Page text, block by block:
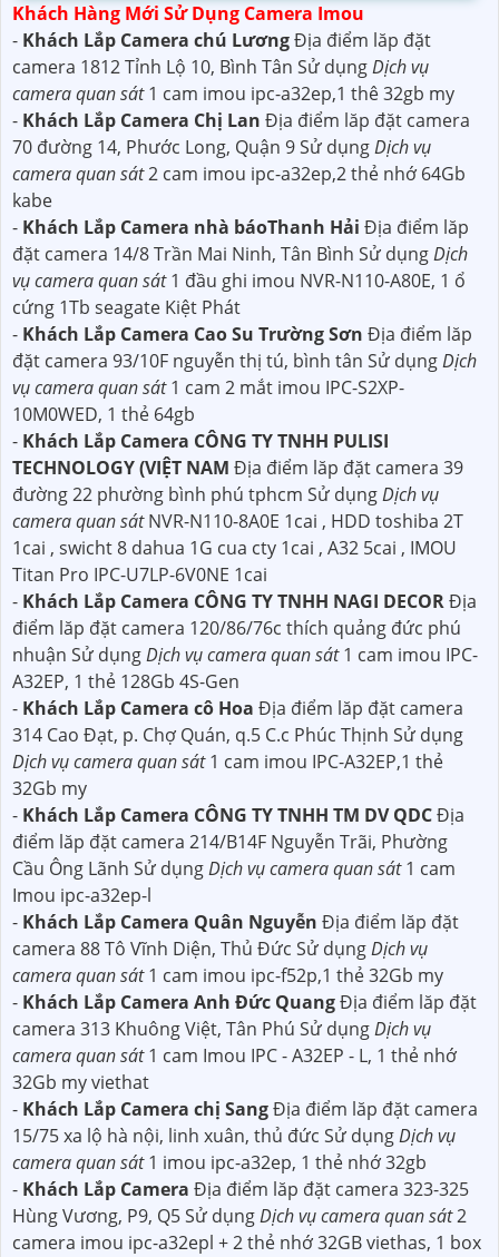
Khách Hàng Mới Sử Dụng Camera Imou
- Khách Lắp Camera chú LươngĐịa điểm lăp đặt
camera 1812 Tỉnh Lộ 10, Bình Tân Sử dụngDịch vụ
camera quan sát1 cam imou ipc-a32ep,1 thê 32gb my
- Khách Lắp Camera Chị Lan Địa điểm lăp đặt camera
70 đường 14, Phước Long, Quận 9 Sử dụngDịch vụ
camera quan sát2 cam imou ipc-a32ep,2 thẻ nhớ 64Gb
kabe
- Khách Lắp Camera nhà báoThanh Hải Địa điểm lăp
đặt camera 14/8 Trần Mai Ninh, Tân Bình Sử dụngDịch
vụ camera quan sát1 đầu ghi imou NVR-N110-A80E, 1 ổ
cứng 1Tb seagate Kiệt Phát
- Khách Lắp Camera Cao Su Trường Sơn Địa điểm lăp
đặt camera 93/10F nguyễn thị tú, bình tân Sử dụngDịch
vụ camera quan sát1 cam 2 mắt imou IPC-S2XP-
10M0WED, 1 thẻ 64gb
- Khách Lắp Camera CÔNG TY TNHH PULISI
TECHNOLOGY (VIỆT NAM Địa điểm lăp đặt camera 39
đường 22 phường bình phú tphcm Sử dụngDịch vụ
camera quan sátNVR-N110-8A0E 1cai , HDD toshiba 2T
1cai , swicht 8 dahua 1G cua cty 1cai , A32 5cai , IMOU
Titan Pro IPC-U7LP-6V0NE 1cai
- Khách Lắp Camera CÔNG TY TNHH NAGI DECORĐịa
điểm lăp đặt camera 120/86/76c thích quảng đức phú
nhuận Sử dụngDịch vụ camera quan sát1 cam imou IPC-
A32EP, 1 thẻ 128Gb 4S-Gen
- Khách Lắp Camera cô Hoa Địa điểm lăp đặt camera
314 Cao Đạt, p. Chợ Quán, q.5 C.c Phúc Thịnh Sử dụng
Dịch vụ camera quan sát1 cam imou IPC-A32EP,1 thẻ
32Gb my
- Khách Lắp Camera CÔNG TY TNHH TM DV QDCĐịa
điểm lăp đặt camera 214/B14F Nguyễn Trãi, Phường
Cầu Ông Lãnh Sử dụngDịch vụ camera quan sát1 cam
Imou ipc-a32ep-l
- Khách Lắp Camera Quân Nguyễn Địa điểm lăp đặt
camera 88 Tô Vĩnh Diện, Thủ Đức Sử dụngDịch vụ
camera quan sát1 cam imou ipc-f52p,1 thẻ 32Gb my
- Khách Lắp Camera Anh Đức QuangĐịa điểm lăp đặt
camera 313 Khuông Việt, Tân Phú Sử dụngDịch vụ
camera quan sát1 cam Imou IPC - A32EP - L, 1 thẻ nhớ
32Gb my viethat
- Khách Lắp Camera chị SangĐịa điểm lăp đặt camera
15/75 xa lộ hà nội, linh xuân, thủ đức Sử dụngDịch vụ
camera quan sát1 imou ipc-a32ep, 1 thẻ nhớ 32gb
- Khách Lắp Camera Địa điểm lăp đặt camera 323-325
Hùng Vương, P9, Q5 Sử dụngDịch vụ camera quan sát2
camera imou ipc-a32epl + 2 thẻ nhớ 32GB viethas, 1 box